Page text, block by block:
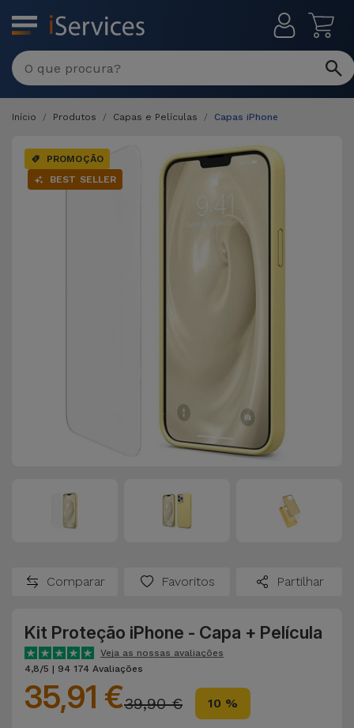
MENU
Início Produtos Capas e Películas Capas iPhone
PROMOÇÃO
BEST SELLER
Comparar Favoritos Partilhar
Kit Proteção iPhone - Capa + Película
Veja as nossas avaliações
4,8/5 | 94 174 Avaliações
35,91 €39,90 € 10 %